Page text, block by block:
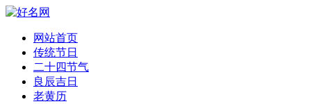
网站首页
传统节日
二十四节气
良辰吉日
老黄历